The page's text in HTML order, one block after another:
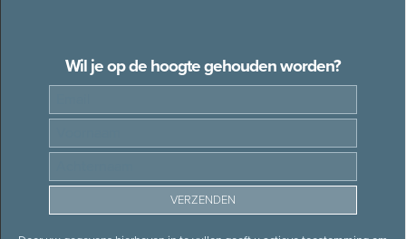
Wil je op de hoogte gehouden worden?